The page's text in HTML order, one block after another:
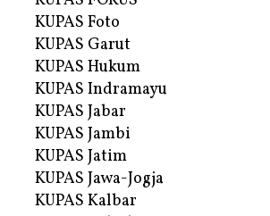
KUPAS Foto
KUPAS Garut
KUPAS Hukum
KUPAS Indramayu
KUPAS Jabar
KUPAS Jambi
KUPAS Jatim
KUPAS Jawa-Jogja
KUPAS Kalbar